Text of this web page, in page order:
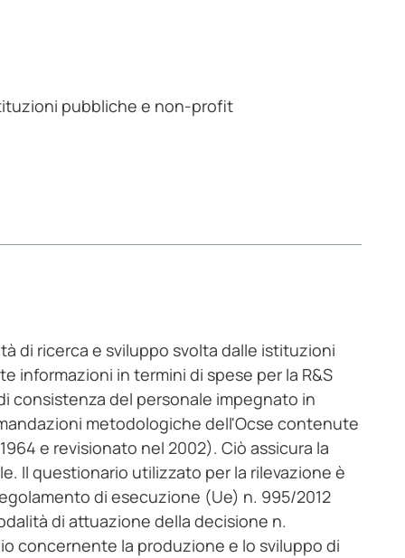
pubbliche e non-profit
di ricerca e sviluppo svolta dalle istituzioni
informazioni in termini di spese per la R&S
consistenza del personale impegnato in
metodologiche dell'Ocse contenute
e revisionato nel 2002). Ciò assicura la
Il questionario utilizzato per la rilevazione è
di esecuzione (Ue) n. 995/2012
di attuazione della decisione n.
concernente la produzione e lo sviluppo di